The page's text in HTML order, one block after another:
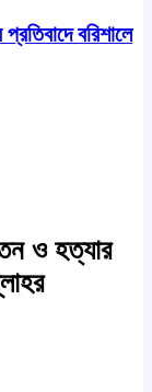
বরিশালে
ও হত্যার